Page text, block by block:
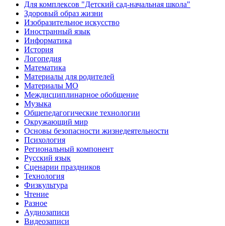
Для комплексов "Детский сад-начальная школа"
Здоровый образ жизни
Изобразительное искусство
Иностранный язык
Информатика
История
Логопедия
Математика
Материалы для родителей
Материалы МО
Междисциплинарное обобщение
Музыка
Общепедагогические технологии
Окружающий мир
Основы безопасности жизнедеятельности
Психология
Региональный компонент
Русский язык
Сценарии праздников
Технология
Физкультура
Чтение
Разное
Аудиозаписи
Видеозаписи